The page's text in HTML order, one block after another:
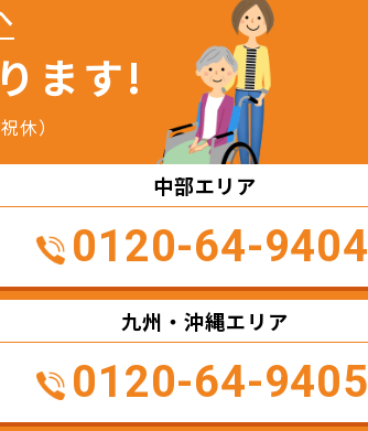
ます!
休）
中部エリア
0120-64-9404
九州・沖縄エリア
0120-64-9405